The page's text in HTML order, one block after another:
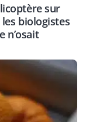
sur
biologistes
n’osait